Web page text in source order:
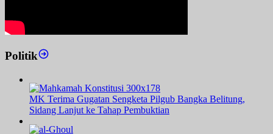
Politik
MK Terima Gugatan Sengketa Pilgub Bangka Belitung,
Sidang Lanjut ke Tahap Pembuktian